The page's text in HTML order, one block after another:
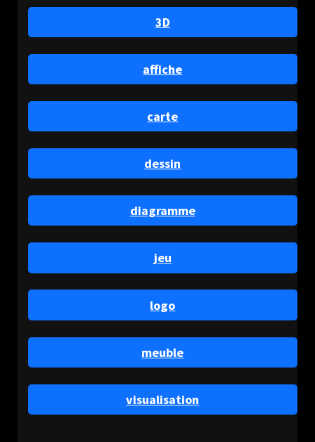
3D
affiche
carte
dessin
diagramme
jeu
logo
meuble
visualisation